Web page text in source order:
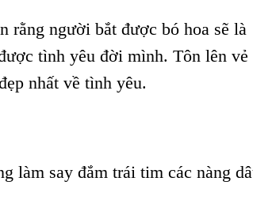
rằng người bắt được bó hoa sẽ là
tình yêu đời mình. Tôn lên vẻ
nhất về tình yêu.
làm say đắm trái tim các nàng